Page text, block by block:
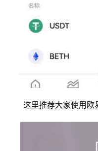
这里推荐大家使用欧